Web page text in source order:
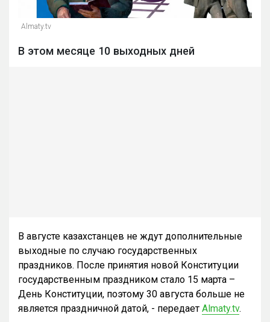
Almaty.tv
В этом месяце 10 выходных дней
В августе казахстанцев не ждут дополнительные
выходные по случаю государственных
праздников. После принятия новой Конституции
государственным праздником стало 15 марта –
День Конституции, поэтому 30 августа больше не
является праздничной датой, - передает Almaty.tv.